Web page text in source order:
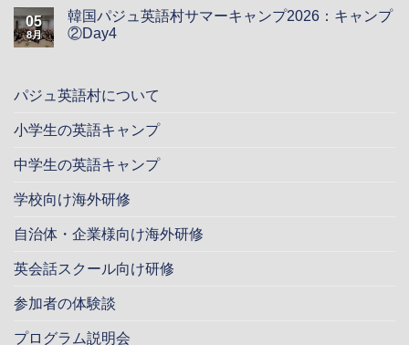
05
8月
韓国パジュ英語村サマーキャンプ2026：キャンプ
②Day4
パジュ英語村について
小学生の英語キャンプ
中学生の英語キャンプ
学校向け海外研修
自治体・企業様向け海外研修
英会話スクール向け研修
参加者の体験談
プログラム説明会